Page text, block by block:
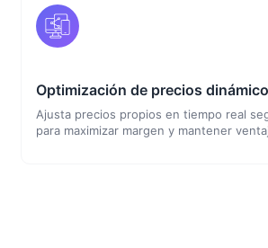
Optimización de precios
Ajusta precios propios en tiempo real
para maximizar margen y mantener